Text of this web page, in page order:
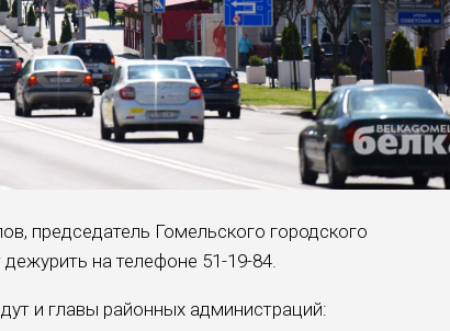
председатель Гомельского городского
на телефоне 51-19-84.
и главы районных администраций: